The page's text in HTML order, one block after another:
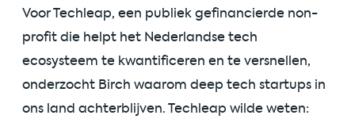
Voor Techleap, een publiek gefinancierde non-
profit die helpt het Nederlandse tech
ecosysteem te kwantificeren en te versnellen,
onderzocht Birch waarom deep tech startups in
ons land achterblijven. Techleap wilde weten: